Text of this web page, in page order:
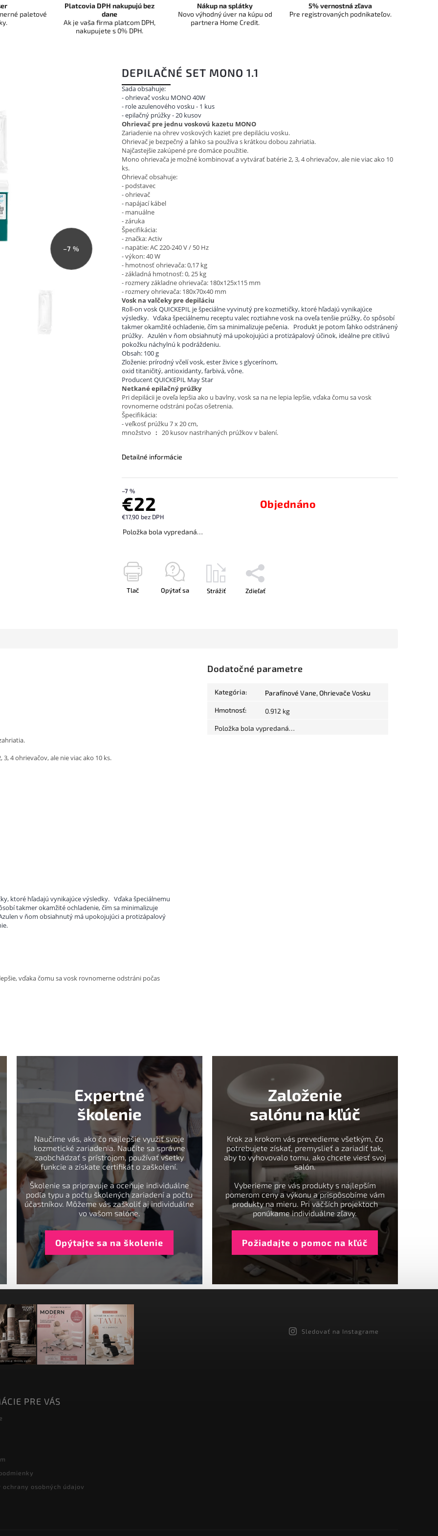
–7 %
DEPILAČNÉ SET MONO 1.1
–7 %
€22
€17,90 bez DPH
Objednáno
Položka bola vypredaná…
Sada obsahuje:
- ohrievač vosku MONO 40W
- role azulenového vosku - 1 kus
- epilačný prúžky - 20 kusov
Ohrievač pre jednu voskovú kazetu MONO
Zariadenie na ohrev voskových kaziet pre depiláciu vosku.
Ohrievač je bezpečný a ľahko sa používa s krátkou dobou zahriatia.
Najčastejšie zakúpené pre domáce použitie.
Mono ohrievača je možné kombinovať a vytvárať batérie 2, 3, 4 ohrievačov, ale nie viac ako 10
ks.
Ohrievač obsahuje:
- podstavec
- ohrievač
- napájací kábel
- manuálne
- záruka
Špecifikácia:
- značka: Activ
- napätie: AC 220-240 V / 50 Hz
- výkon: 40 W
- hmotnosť ohrievača: 0,17 kg
- základná hmotnosť: 0, 25 kg
- rozmery základne ohrievača: 180x125x115 mm
- rozmery ohrievača: 180x70x40 mm
Vosk na valčeky pre depiláciu
Roll-on vosk QUICKEPIL je špeciálne vyvinutý pre kozmetičky, ktoré hľadajú vynikajúce
výsledky. Vďaka špeciálnemu receptu valec roztiahne vosk na oveľa tenšie prúžky, čo spôsobí
takmer okamžité ochladenie, čím sa minimalizuje pečenia. Produkt je potom ľahko odstránený
prúžky. Azulén v ňom obsiahnutý má upokojujúci a protizápalový účinok, ideálne pre citlivú
pokožku náchylnú k podráždeniu.
Obsah: 100 g
Zloženie: prírodný včelí vosk, ester živice s glycerínom,
oxid titaničitý, antioxidanty, farbivá, vône.
Producent QUICKEPIL May Star
Netkané epilačný prúžky
Pri depilácii je oveľa lepšia ako u bavlny, vosk sa na ne lepia lepšie, vďaka čomu sa vosk
rovnomerne odstráni počas ošetrenia.
Špecifikácia:
- veľkosť prúžku 7 x 20 cm,
množstvo : 20 kusov nastrihaných prúžkov v balení.
Detailné informácie
Tlač Opýtať sa Strážiť Zdieľať
paletové
Platcovia DPH nakupujú bez
dane
Ak je vaša firma platcom DPH,
nakupujete s 0% DPH.
Nákup na splátky
Novo výhodný úver na kúpu od
partnera Home Credit.
5% vernostná zľava
Pre registrovaných podnikateľov.
4 ohrievačov, ale nie viac ako 10 ks.
ktoré hľadajú vynikajúce výsledky. Vďaka špeciálnemu
takmer okamžité ochladenie, čím sa minimalizuje
v ňom obsiahnutý má upokojujúci a protizápalový
vďaka čomu sa vosk rovnomerne odstráni počas
Dodatočné parametre
Kategória: Parafínové Vane, Ohrievače Vosku
Hmotnosť: 0.912 kg
Položka bola vypredaná…
Expertné
školenie
Naučíme vás, ako čo najlepšie využiť svoje
kozmetické zariadenia. Naučíte sa správne
zaobchádzať s prístrojom, používať všetky
funkcie a získate certifikát o zaškolení.
Školenie sa pripravuje a oceňuje individuálne
podľa typu a počtu školených zariadení a počtu
účastníkov. Môžeme vás zaškoliť aj individuálne
vo vašom salóne.
Opýtajte sa na školenie
Založenie
salónu na kľúč
Krok za krokom vás prevedieme všetkým, čo
potrebujete získať, premyslieť a zariadiť tak,
aby to vyhovovalo tomu, ako chcete viesť svoj
salón.
Vyberieme pre vás produkty s najlepším
pomerom ceny a výkonu a prispôsobíme vám
produkty na mieru. Pri väčších projektoch
ponúkame individuálne zľavy.
Požiadajte o pomoc na kľúč
Sledovať na Instagrame
PRE VÁS
ochrany osobných údajov